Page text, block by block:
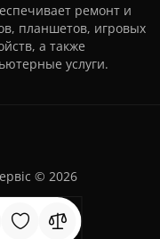
ремонт и
планшетов, игровых
а также
услуги.
© 2026